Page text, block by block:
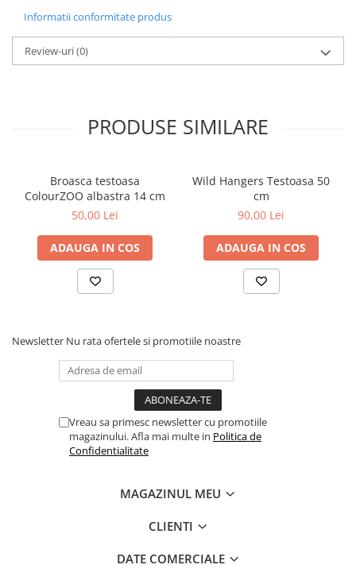
Informatii conformitate produs
Review-uri(0)
PRODUSE SIMILARE
Broasca testoasa
ColourZOO albastra 14 cm
50,00 Lei
ADAUGA IN COS
Wild Hangers Testoasa 50
cm
90,00 Lei
ADAUGA IN COS
Newsletter Nu rata ofertele si promotiile noastre
Vreau sa primesc newsletter cu promotiile
magazinului. Afla mai multe in Politica de
Confidentialitate
MAGAZINUL MEU
CLIENTI
DATE COMERCIALE